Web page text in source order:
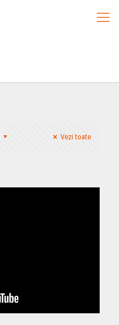
Vezi toate